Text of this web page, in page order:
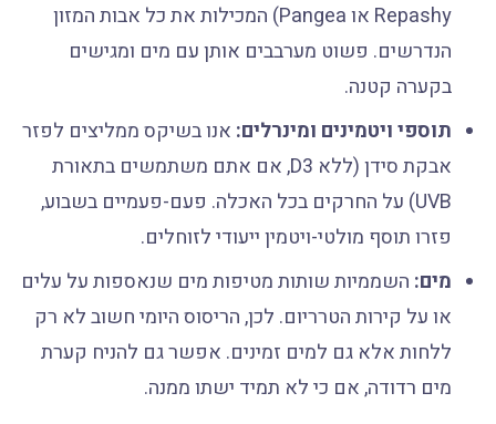
Repashy או Pangea) המכילות את כל אבות המזון
הנדרשים. פשוט מערבבים אותן עם מים ומגישים
בקערה קטנה.
תוספי ויטמינים ומינרלים:אנו בשיקס ממליצים לפזר
אבקת סידן (ללא D3, אם אתם משתמשים בתאורת
UVB) על החרקים בכל האכלה. פעם-פעמיים בשבוע,
פזרו תוסף מולטי-ויטמין ייעודי לזוחלים.
מים:השממיות שותות מטיפות מים שנאספות על עלים
או על קירות הטרריום. לכן, הריסוס היומי חשוב לא רק
ללחות אלא גם למים זמינים. אפשר גם להניח קערת
מים רדודה, אם כי לא תמיד ישתו ממנה.